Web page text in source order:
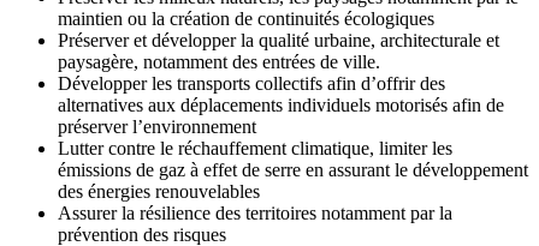
maintien ou la création de continuités écologiques
Préserver et développer la qualité urbaine, architecturale et
paysagère, notamment des entrées de ville.
Développer les transports collectifs afin d’offrir des
alternatives aux déplacements individuels motorisés afin de
préserver l’environnement
Lutter contre le réchauffement climatique, limiter les
émissions de gaz à effet de serre en assurant le développement
des énergies renouvelables
Assurer la résilience des territoires notamment par la
prévention des risques